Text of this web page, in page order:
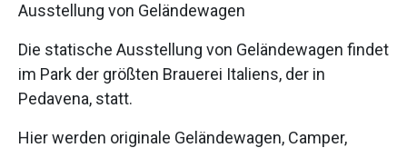
Ausstellung von Geländewagen
Die statische Ausstellung von Geländewagen findet
im Park der größten Brauerei Italiens, der in
Pedavena, statt.
Hier werden originale Geländewagen, Camper,